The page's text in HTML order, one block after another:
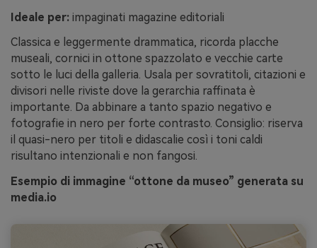
Ideale per: impaginati magazine editoriali
Classica e leggermente drammatica, ricorda placche
museali, cornici in ottone spazzolato e vecchie carte
sotto le luci della galleria. Usala per sovratitoli, citazioni e
divisori nelle riviste dove la gerarchia raffinata è
importante. Da abbinare a tanto spazio negativo e
fotografie in nero per forte contrasto. Consiglio: riserva
il quasi-nero per titoli e didascalie così i toni caldi
risultano intenzionali e non fangosi.
Esempio di immagine “ottone da museo” generata su
media.io